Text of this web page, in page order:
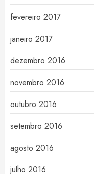
fevereiro 2017
janeiro 2017
dezembro 2016
novembro 2016
outubro 2016
setembro 2016
agosto 2016
julho 2016